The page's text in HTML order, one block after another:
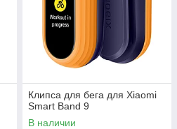
Клипса для бега для Xiaomi
Smart Band 9
В наличии